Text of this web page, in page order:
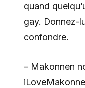
quand
gay. Donnez-
confondre.
– Makonnen